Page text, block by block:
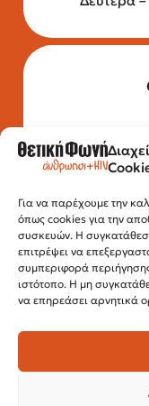
Για να παρέχουμε την
όπως cookies για την
συσκευών. Η
επιτρέψει να
συμπεριφορά
ιστότοπο. Η μη
να επηρεάσει αρνητικά
Δευτέρα